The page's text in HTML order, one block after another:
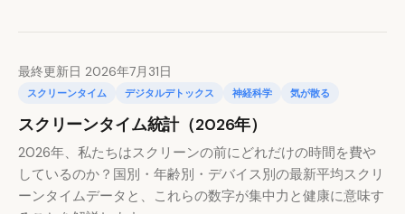
最終更新日 2026年7月31日
スクリーンタイム デジタルデトックス 神経科学 気が散る
スクリーンタイム統計（2026年）
2026年、私たちはスクリーンの前にどれだけの時間を費や
しているのか？国別・年齢別・デバイス別の最新平均スクリ
ーンタイムデータと、これらの数字が集中力と健康に意味す